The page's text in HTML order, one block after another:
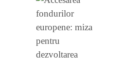
VEZI